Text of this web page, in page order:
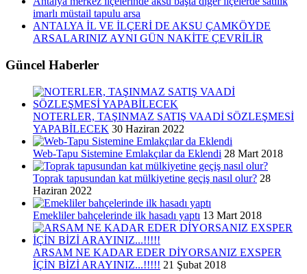
imarlı müstail tapulu arsa
ANTALYA İL VE İLÇERİ DE AKSU ÇAMKÖYDE
ARSALARINIZ AYNI GÜN NAKİTE ÇEVRİLİR
Güncel Haberler
NOTERLER, TAŞINMAZ SATIŞ VAADİ SÖZLEŞMESİ
YAPABİLECEK 30 Haziran 2022
Web-Tapu Sistemine Emlakçılar da Eklendi 28 Mart 2018
Toprak tapusundan kat mülkiyetine geçiş nasıl olur? 28
Haziran 2022
Emekliler bahçelerinde ilk hasadı yaptı 13 Mart 2018
ARSAM NE KADAR EDER DİYORSANIZ EXSPER
İÇİN BİZİ ARAYINIZ...!!!!! 21 Şubat 2018